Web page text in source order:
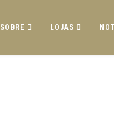
SOBRE LOJAS